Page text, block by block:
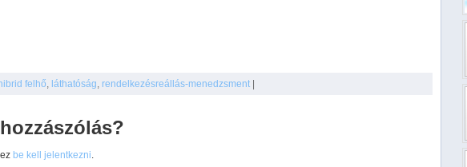
felhő láthatóság rendelkezésreállás-menedzsment |
be kell jelentkezni.